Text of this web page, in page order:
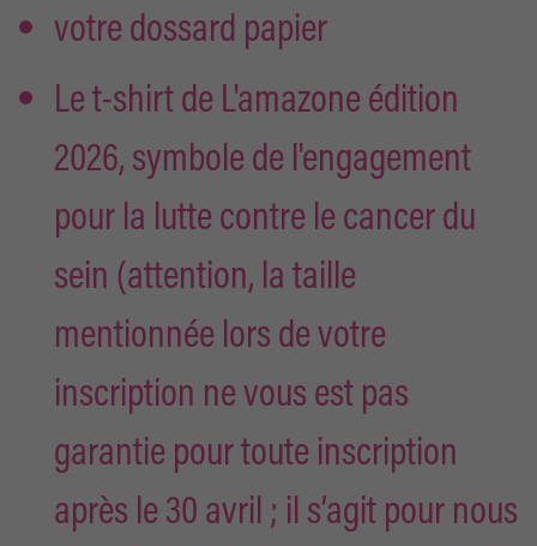
votre dossard papier
Le t-shirt de L'amazone édition
2026, symbole de l'engagement
pour la lutte contre le cancer du
sein (attention, la taille
mentionnée lors de votre
inscription ne vous est pas
garantie pour toute inscription
après le 30 avril ; il s’agit pour nous